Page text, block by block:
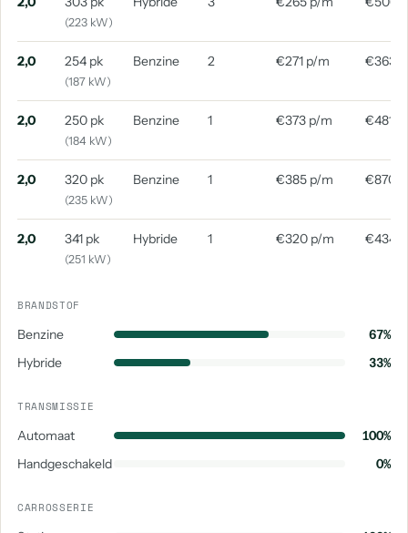
(223 kW)
2,0 254 pk
(187 kW)
Benzine 2 €271 p/m €363
2,0 250 pk
(184 kW)
Benzine 1 €373 p/m €481
2,0 320 pk
(235 kW)
Benzine 1 €385 p/m €870
2,0 341 pk
(251 kW)
Hybride 1 €320 p/m €434
BRANDSTOF
Benzine
67%
Hybride
33%
TRANSMISSIE
Automaat
100%
Handgeschakeld
0%
CARROSSERIE